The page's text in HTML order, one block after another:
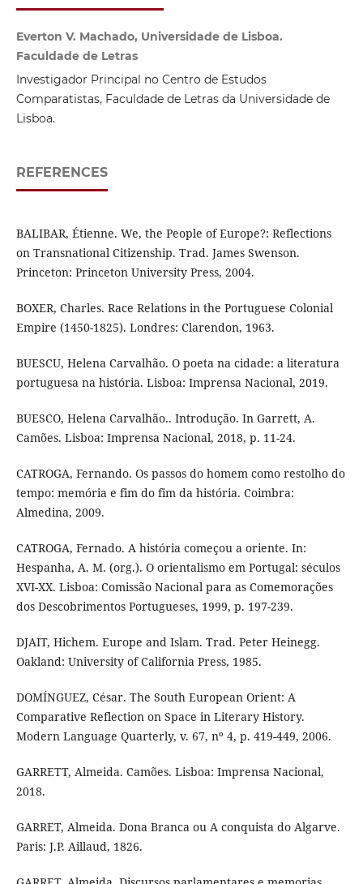
Everton V. Machado, Universidade de Lisboa.
Faculdade de Letras
Investigador Principal no Centro de Estudos
Comparatistas, Faculdade de Letras da Universidade de
Lisboa.
REFERENCES
BALIBAR, Étienne. We, the People of Europe?: Reflections
on Transnational Citizenship. Trad. James Swenson.
Princeton: Princeton University Press, 2004.
BOXER, Charles. Race Relations in the Portuguese Colonial
Empire (1450-1825). Londres: Clarendon, 1963.
BUESCU, Helena Carvalhão. O poeta na cidade: a literatura
portuguesa na história. Lisboa: Imprensa Nacional, 2019.
BUESCO, Helena Carvalhão.. Introdução. In Garrett, A.
Camões. Lisboa: Imprensa Nacional, 2018, p. 11-24.
CATROGA, Fernando. Os passos do homem como restolho do
tempo: memória e fim do fim da história. Coimbra:
Almedina, 2009.
CATROGA, Fernado. A história começou a oriente. In:
Hespanha, A. M. (org.). O orientalismo em Portugal: séculos
XVI-XX. Lisboa: Comissão Nacional para as Comemorações
dos Descobrimentos Portugueses, 1999, p. 197-239.
DJAIT, Hichem. Europe and Islam. Trad. Peter Heinegg.
Oakland: University of California Press, 1985.
DOMÍNGUEZ, César. The South European Orient: A
Comparative Reflection on Space in Literary History.
Modern Language Quarterly, v. 67, nº 4, p. 419-449, 2006.
GARRETT, Almeida. Camões. Lisboa: Imprensa Nacional,
2018.
GARRET, Almeida. Dona Branca ou A conquista do Algarve.
Paris: J.P. Aillaud, 1826.